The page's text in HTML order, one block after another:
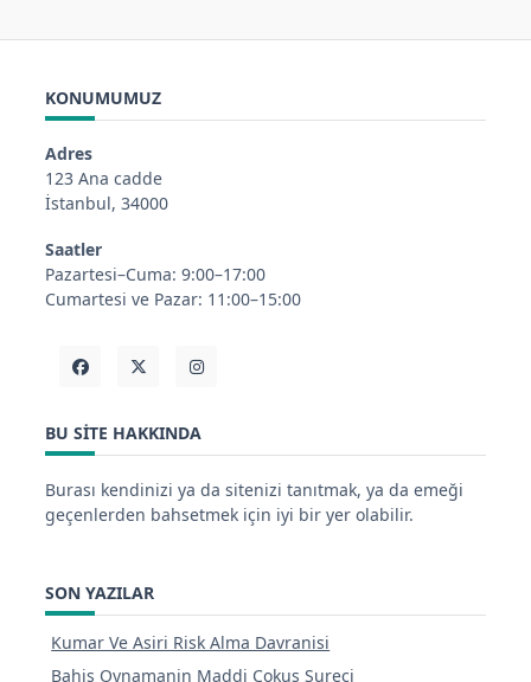
KONUMUMUZ
Adres
123 Ana cadde
İstanbul, 34000
Saatler
Pazartesi–Cuma: 9:00–17:00
Cumartesi ve Pazar: 11:00–15:00
BU SITE HAKKINDA
Burası kendinizi ya da sitenizi tanıtmak, ya da emeği
geçenlerden bahsetmek için iyi bir yer olabilir.
SON YAZILAR
Kumar Ve Asiri Risk Alma Davranisi
Bahis Oynamanin Maddi Cokus Sureci